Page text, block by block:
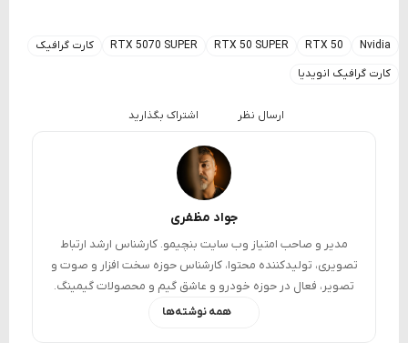
Nvidia
RTX 50
RTX 50 SUPER
RTX 5070 SUPER
کارت گرافیک
کارت گرافیک انویدیا
ارسال نظر اشتراک بگذارید
جواد مظفری
مدیر و صاحب امتیاز وب سایت بنچیمو. کارشناس ارشد ارتباط
تصویری، تولیدکننده محتوا، کارشناس حوزه سخت افزار و صوت و
تصویر، فعال در حوزه خودرو و عاشق گیم و محصولات گیمینگ.
همه نوشته‌ها